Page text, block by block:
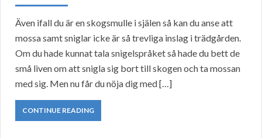
Även ifall du är en skogsmulle i själen så kan du anse att
mossa samt sniglar icke är så trevliga inslag i trädgården.
Om du hade kunnat tala snigelspråket så hade du bett de
små liven om att snigla sig bort till skogen och ta mossan
med sig. Men nu får du nöja dig med […]
CONTINUE READING